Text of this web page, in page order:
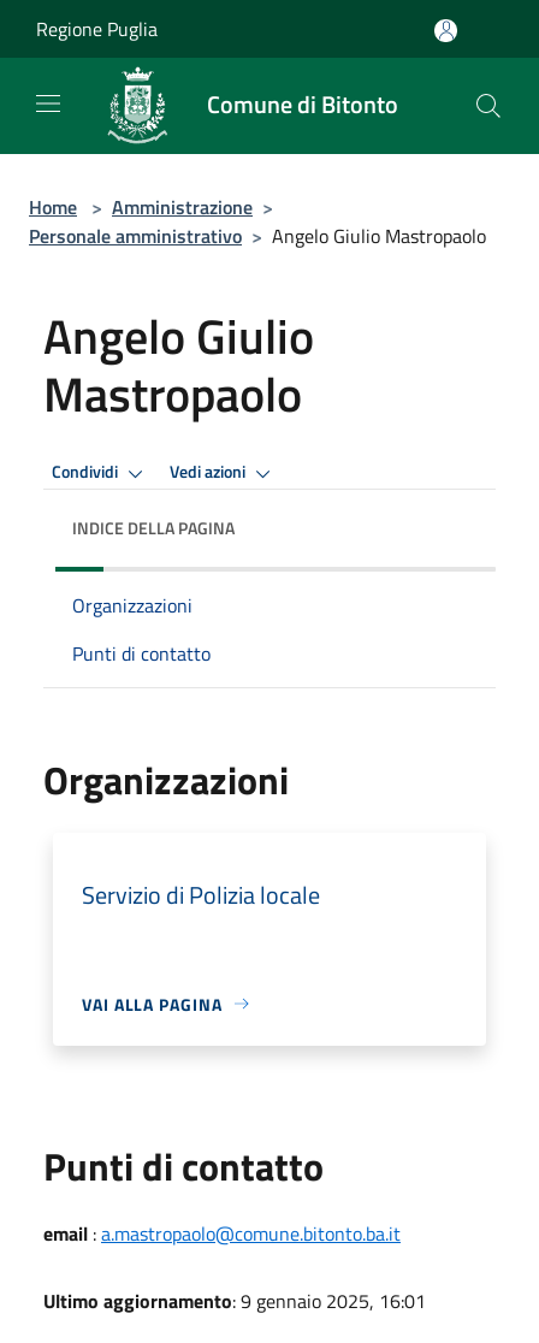
Regione Puglia
Comune di Bitonto
Home > Amministrazione >
Personale amministrativo > Angelo Giulio Mastropaolo
Angelo Giulio
Mastropaolo
Condividi Vedi azioni
INDICE DELLA PAGINA
Organizzazioni
Punti di contatto
Organizzazioni
Servizio di Polizia locale
VAI ALLA PAGINA
Punti di contatto
email :a.mastropaolo@comune.bitonto.ba.it
Ultimo aggiornamento: 9 gennaio 2025, 16:01